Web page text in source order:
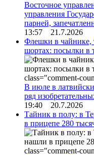
Восточное
управления
парней,
13:57 21.7.2026
Флешки в чайнике,
шортах: посылки в
В июле в
ряд
19:40 20.7.2026
Тайник в полу: в
в прицепе 280